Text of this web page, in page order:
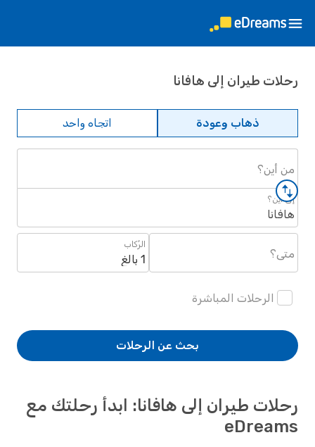
رحلات طيران إلى هافانا
ذهاب وعودة اتجاه واحد
من أين؟
إلى أين؟
هافانا
متى؟
الرُكاب
1 بالغ
الرحلات المباشرة
بحث عن الرحلات
رحلات طيران إلى هافانا: ابدأ رحلتك مع
eDreams